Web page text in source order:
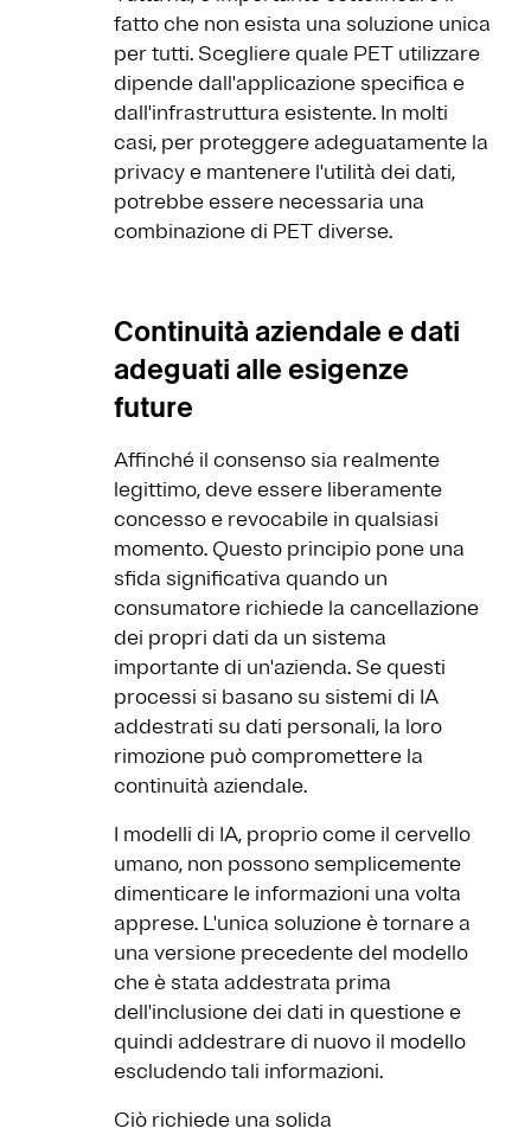
fatto che non esista una soluzione unica
per tutti. Scegliere quale PET utilizzare
dipende dall'applicazione specifica e
dall'infrastruttura esistente. In molti
casi, per proteggere adeguatamente la
privacy e mantenere l'utilità dei dati,
potrebbe essere necessaria una
combinazione di PET diverse.
Continuità aziendale e dati
adeguati alle esigenze
future
Affinché il consenso sia realmente
legittimo, deve essere liberamente
concesso e revocabile in qualsiasi
momento. Questo principio pone una
sfida significativa quando un
consumatore richiede la cancellazione
dei propri dati da un sistema
importante di un'azienda. Se questi
processi si basano su sistemi di IA
addestrati su dati personali, la loro
rimozione può compromettere la
continuità aziendale.
I modelli di IA, proprio come il cervello
umano, non possono semplicemente
dimenticare le informazioni una volta
apprese. L'unica soluzione è tornare a
una versione precedente del modello
che è stata addestrata prima
dell'inclusione dei dati in questione e
quindi addestrare di nuovo il modello
escludendo tali informazioni.
Ciò richiede una solida